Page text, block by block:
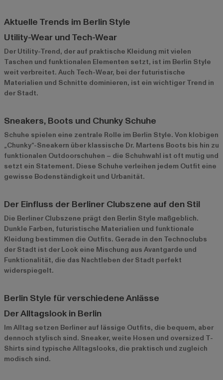
Aktuelle Trends im Berlin Style
Utility-Wear und Tech-Wear
Der Utility-Trend, der auf praktische Kleidung mit vielen
Taschen und funktionalen Elementen setzt, ist im Berlin Style
weit verbreitet. Auch Tech-Wear, bei der futuristische
Materialien und Schnitte dominieren, ist ein wichtiger Trend in
der Stadt.
Sneakers, Boots und Chunky Schuhe
Schuhe spielen eine zentrale Rolle im Berlin Style. Von klobigen
„Chunky“-Sneakern über klassische Dr. Martens Boots bis hin zu
funktionalen Outdoorschuhen – die Schuhwahl ist oft mutig und
setzt ein Statement. Diese Schuhe verleihen jedem Outfit eine
gewisse Bodenständigkeit und Urbanität.
Der Einfluss der Berliner Clubszene auf den Stil
Die Berliner Clubszene prägt den Berlin Style maßgeblich.
Dunkle Farben, futuristische Materialien und funktionale
Kleidung bestimmen die Outfits. Gerade in den Technoclubs
der Stadt ist der Look eine Mischung aus Avantgarde und
Funktionalität, die das Nachtleben der Stadt perfekt
widerspiegelt.
Berlin Style für verschiedene Anlässe
Der Alltagslook in Berlin
Im Alltag setzen Berliner auf lässige Outfits, die bequem, aber
dennoch stylisch sind. Sneaker, weite Hosen und oversized T-
Shirts sind typische Alltagslooks, die praktisch und zugleich
modisch sind.